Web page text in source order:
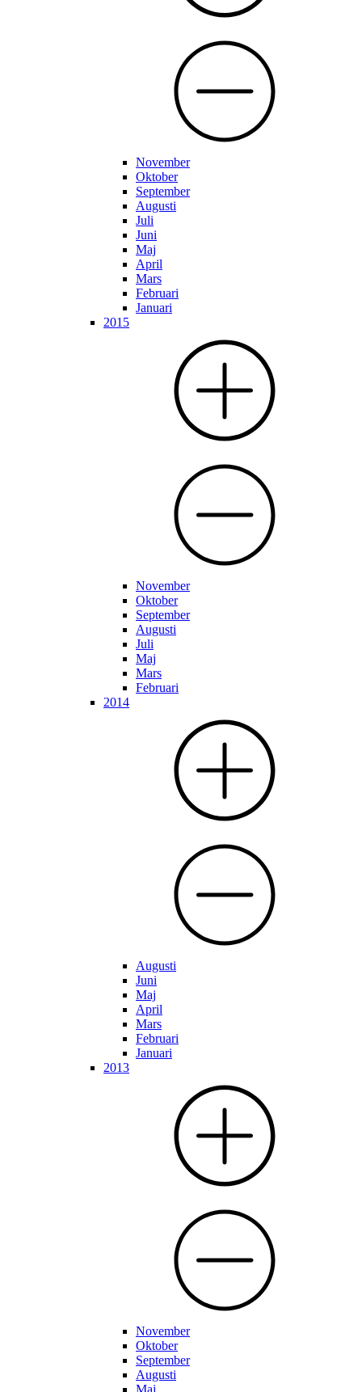
November
Oktober
September
Augusti
Juli
Juni
Maj
April
Mars
Februari
Januari
2015
November
Oktober
September
Augusti
Juli
Maj
Mars
Februari
2014
Augusti
Juni
Maj
April
Mars
Februari
Januari
2013
November
Oktober
September
Augusti
Maj